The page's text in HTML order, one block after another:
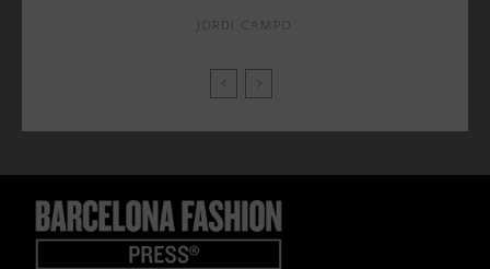
JORDI CAMPO